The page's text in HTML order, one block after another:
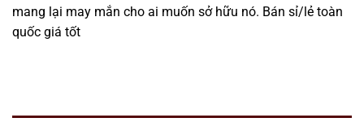
mang lại may mắn cho ai muốn sở hữu nó. Bán sỉ/lẻ toàn
quốc giá tốt